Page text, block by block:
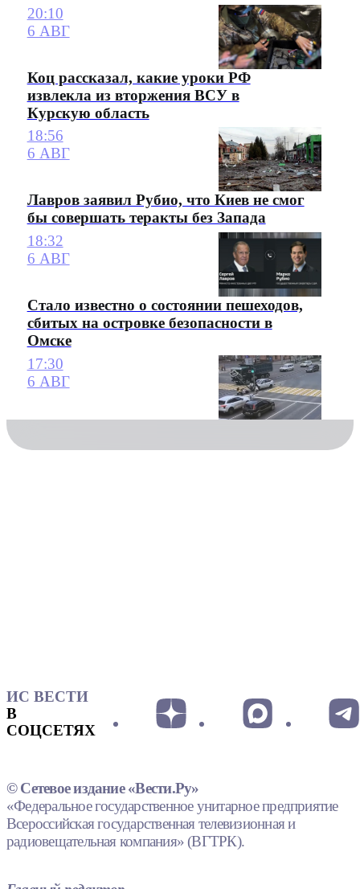
20:10
6 АВГ
Коц рассказал, какие уроки РФ
извлекла из вторжения ВСУ в
Курскую область
18:56
6 АВГ
Лавров заявил Рубио, что Киев не смог
бы совершать теракты без Запада
18:32
6 АВГ
Стало известно о состоянии пешеходов,
сбитых на островке безопасности в
Омске
17:30
6 АВГ
ИС ВЕСТИ
В
СОЦСЕТЯХ
© Сетевое издание «Вести.Ру»
«Федеральное государственное унитарное предприятие
Всероссийская государственная телевизионная и
радиовещательная компания» (ВГТРК).